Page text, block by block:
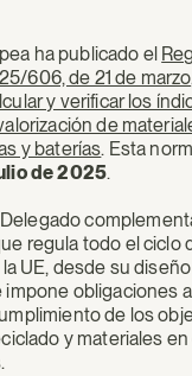
ha publicado el
606, de 21 de
y verificar los
de
y baterías. Esta
de 2025.
regula todo el ciclo
UE, desde su
impone obligaciones
de los
y materiales